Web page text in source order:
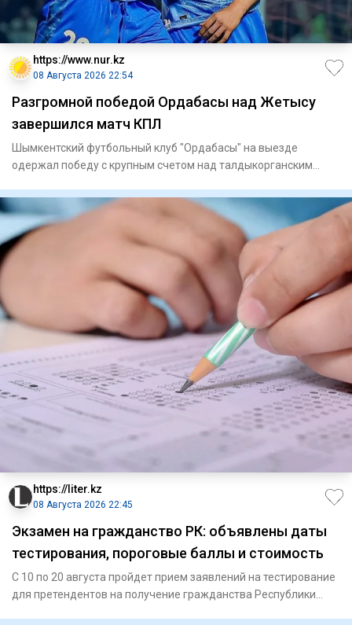
https://www.nur.kz
08 Августа 2026 22:54
Разгромной победой Ордабасы над Жетысу
завершился матч КПЛ
Шымкентский футбольный клуб "Ордабасы" на выезде
одержал победу с крупным счетом над талдыкорганским
https://liter.kz
08 Августа 2026 22:45
Экзамен на гражданство РК: объявлены даты
тестирования, пороговые баллы и стоимость
С 10 по 20 августа пройдет прием заявлений на тестирование
для претендентов на получение гражданства Республики